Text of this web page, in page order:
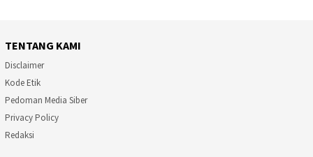
TENTANG KAMI
Disclaimer
Kode Etik
Pedoman Media Siber
Privacy Policy
Redaksi